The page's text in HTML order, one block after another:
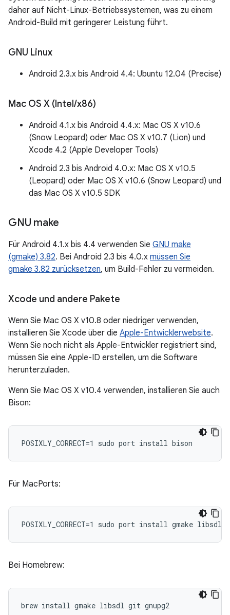
daher auf Nicht-Linux-Betriebssystemen, was zu einem
Android-Build mit geringerer Leistung führt.
GNU Linux
Android 2.3.x bis Android 4.4: Ubuntu 12.04 (Precise)
Mac OS X (Intel /x86)
Android 4.1.x bis Android 4.4.x: Mac OS X v10.6
(Snow Leopard) oder Mac OS X v10.7 (Lion) und
Xcode 4.2 (Apple Developer Tools)
Android 2.3 bis Android 4.0.x: Mac OS X v10.5
(Leopard) oder Mac OS X v10.6 (Snow Leopard) und
das Mac OS X v10.5 SDK
GNU make
Für Android 4.1.x bis 4.4 verwenden Sie GNU make
(gmake) 3.82. Bei Android 2.3 bis 4.0.x müssen Sie
gmake 3.82 zurücksetzen, um Build-Fehler zu vermeiden.
Xcode und andere Pakete
Wenn Sie Mac OS X v10.8 oder niedriger verwenden,
installieren Sie Xcode über die Apple-Entwicklerwebsite.
Wenn Sie noch nicht als Apple-Entwickler registriert sind,
müssen Sie eine Apple-ID erstellen, um die Software
herunterzuladen.
Wenn Sie Mac OS X v10.4 verwenden, installieren Sie auch
Bison:
Für MacPorts:
Bei Homebrew: